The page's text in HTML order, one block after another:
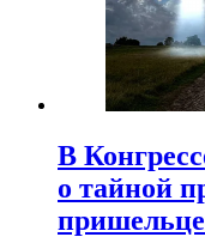
В
о тайной